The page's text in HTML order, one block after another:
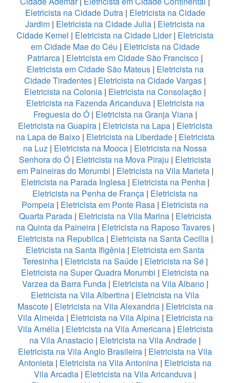
Eletricista na Cidade Dutra | Eletricista na Cidade
Jardim | Eletricista na Cidade Julia | Eletricista na
Cidade Kemel | Eletricista na Cidade Lider| Eletricista
em Cidade Mae do Céu | Eletricista na Cidade
Patriarca | Eletricista em Cidade São Francisco |
Eletricista em Cidade São Mateus| Eletricista na
Cidade Tiradentes | Eletricista na Cidade Vargas |
Eletricista na Colonia | Eletricista na Consolação |
Eletricista na Fazenda Aricanduva| Eletricista na
Freguesia do Ó| Eletricista na Granja Viana|
Eletricista na Guapira| Eletricista na Lapa| Eletricista
na Lapa de Baixo | Eletricista na Liberdade | Eletricista
na Luz | Eletricista na Mooca | Eletricista na Nossa
Senhora do Ó | Eletricista na Mova Piraju | Eletricista
em Paineiras do Morumbi | Eletricista na Vila Marieta|
Eletricista na Parada Inglesa | Eletricista na Penha|
Eletricista na Penha de França | Eletricista na
Pompeia | Eletricista em Ponte Rasa | Eletricista na
Quarta Parada| Eletricista na Vila Marina| Eletricista
na Quinta da Paineira| Eletricista na Raposo Tavares|
Eletricista na Republica| Eletricista na Santa Cecilia|
Eletricista na Santa Ifigênia | Eletricista em Santa
Teresinha| Eletricista na Saúde| Eletricista na Sé|
Eletricista na Super Quadra Morumbi | Eletricista na
Varzea da Barra Funda| Eletricista na Vila Albano|
Eletricista na Vila Albertina | Eletricista na Vila
Mascote| Eletricista na Vila Alexandria| Eletricista na
Vila Almeida | Eletricista na Vila Alpina | Eletricista na
Vila Amélia | Eletricista na Vila Americana| Eletricista
na Vila Anastacio | Eletricista na Vila Andrade |
Eletricista na Vila Anglo Brasileira | Eletricista na Vila
Antonieta | Eletricista na Vila Antonina | Eletricista na
Vila Arcadia | Eletricista na Vila Aricanduva |